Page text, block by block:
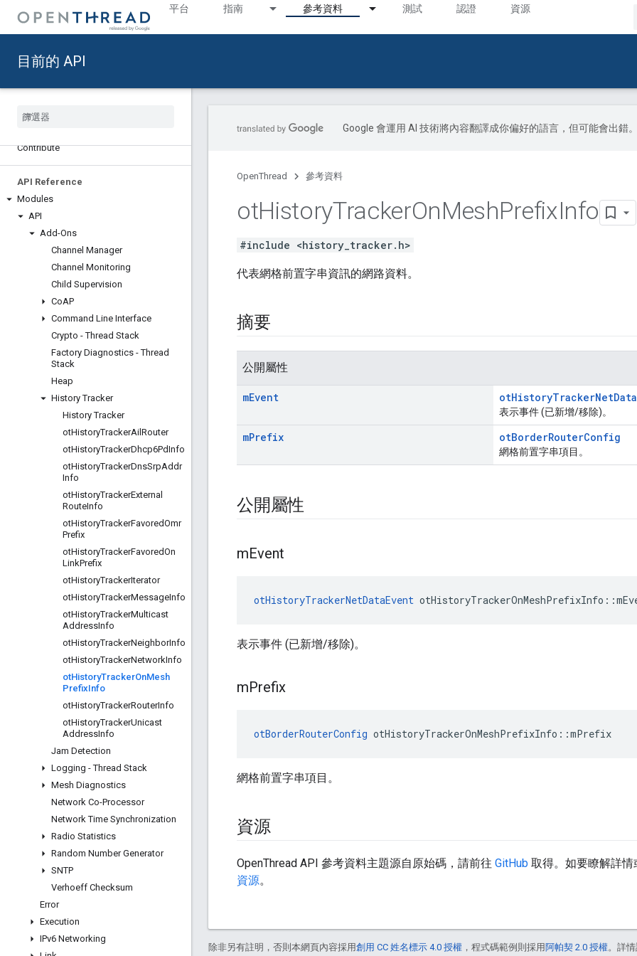
平台 指南 參考資料 測試 認證 資源
目前的 API
Reference [9d6aacb942]
CLI Concepts
Contribute
API Reference
Modules
API
Add-Ons
Channel Manager
Channel Monitoring
Child Supervision
CoAP
Command Line Interface
Crypto - Thread Stack
Factory Diagnostics - Thread
Stack
Heap
History Tracker
History Tracker
otHistoryTrackerAil Router
otHistoryTrackerDhcp6PdInfo
otHistoryTrackerDnsSrpAddr
Info
otHistoryTrackerExternal
RouteInfo
otHistoryTrackerFavoredOmr
Prefix
otHistoryTrackerFavoredOn
LinkPrefix
otHistoryTrackerIterator
otHistoryTrackerMessageInfo
otHistoryTrackerMulticast
AddressInfo
otHistoryTrackerNeighborInfo
otHistoryTrackerNetworkInfo
otHistoryTrackerOnMesh
PrefixInfo
otHistoryTrackerRouterInfo
otHistoryTrackerUnicast
AddressInfo
Jam Detection
Logging - Thread Stack
Mesh Diagnostics
Network Co-Processor
Network Time Synchronization
Radio Statistics
Random Number Generator
SNTP
Verhoeff Checksum
Error
Execution
IPv6 Networking
Google 會運用 AI 技術將內容翻譯成你偏好的語言，但可能會出錯。
OpenThread 參考資料
otHistoryTrackerOnMeshPrefixInfo
#include <history_tracker.h>
代表網格前置字串資訊的網路資料。
摘要
公開屬性
mEvent
表示事件 (已新增/移除)。
mPrefix otBorderRouterConfig
網格前置字串項目。
公開屬性
mEvent
otHistoryTrackerNetDataEvent otHistoryTrackerOnMeshPrefixInfo ::
表示事件 (已新增/移除)。
mPrefix
otBorderRouterConfig otHistoryTrackerOnMeshPrefixInfo ::mPrefix
網格前置字串項目。
資源
OpenThread API 參考資料主題源自原始碼，請前往 GitHub 取得。如要瞭解詳
資源。
除非另有註明，否則本網頁內容採用創用 CC 姓名標示 4.0 授權 ，程式碼範例則採用 阿帕契 2.0 授權。詳